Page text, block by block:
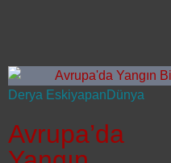
Derya Eskiyapan Dünya
Avrupa’da